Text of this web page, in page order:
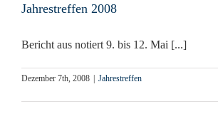
Jahrestreffen 2008
Bericht aus notiert 9. bis 12. Mai [...]
Dezember 7th, 2008
Jahrestreffen